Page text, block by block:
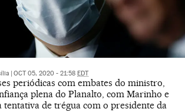
OCT 05, 2020 - 21:58 EDT
periódicas com embates do ministro,
plena do Planalto, com Marinho e
tentativa de trégua com o presidente da